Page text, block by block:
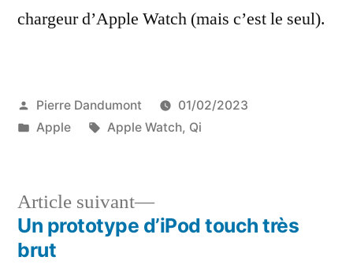
chargeur d’Apple Watch (mais c’est le seul).
Publié
par
Pierre Dandumont
01/02/2023
Publié
Apple Étiquettes :
Apple Watch, Qi
Navigation
Article suivant
Article
suivant :
Un prototype d’iPod touch très
brut